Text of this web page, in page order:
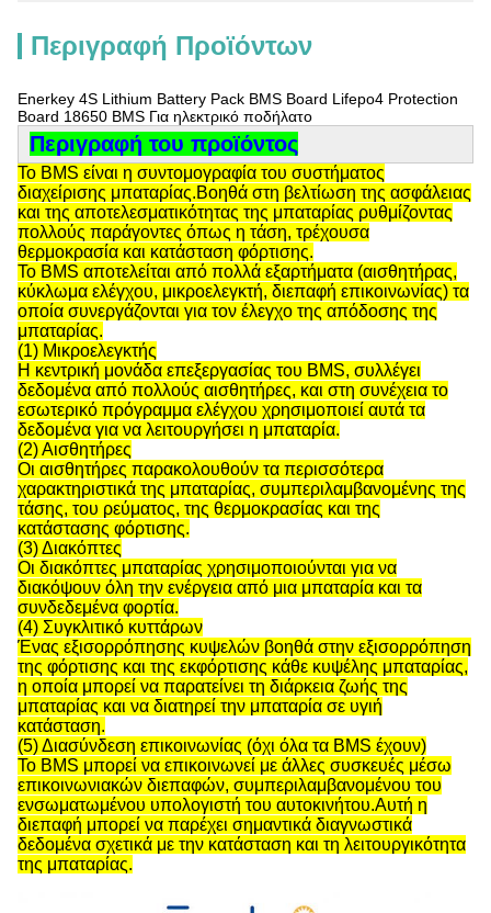
Περιγραφή Προϊόντων
Enerkey 4S Lithium Battery Pack BMS Board Lifepo4 Protection
Board 18650 BMS Για ηλεκτρικό ποδήλατο
Περιγραφή του προϊόντος
Το BMS είναι η συντομογραφία του συστήματος
διαχείρισης μπαταρίας.Βοηθά στη βελτίωση της ασφάλειας
και της αποτελεσματικότητας της μπαταρίας ρυθμίζοντας
πολλούς παράγοντες όπως η τάση, τρέχουσα
θερμοκρασία και κατάσταση φόρτισης.
Το BMS αποτελείται από πολλά εξαρτήματα (αισθητήρας,
κύκλωμα ελέγχου, μικροελεγκτή, διεπαφή επικοινωνίας) τα
οποία συνεργάζονται για τον έλεγχο της απόδοσης της
μπαταρίας.
(1) Μικροελεγκτής
Η κεντρική μονάδα επεξεργασίας του BMS, συλλέγει
δεδομένα από πολλούς αισθητήρες, και στη συνέχεια το
εσωτερικό πρόγραμμα ελέγχου χρησιμοποιεί αυτά τα
δεδομένα για να λειτουργήσει η μπαταρία.
(2) Αισθητήρες
Οι αισθητήρες παρακολουθούν τα περισσότερα
χαρακτηριστικά της μπαταρίας, συμπεριλαμβανομένης της
τάσης, του ρεύματος, της θερμοκρασίας και της
κατάστασης φόρτισης.
(3) Διακόπτες
Οι διακόπτες μπαταρίας χρησιμοποιούνται για να
διακόψουν όλη την ενέργεια από μια μπαταρία και τα
συνδεδεμένα φορτία.
(4) Συγκλιτικό κυττάρων
Ένας εξισορρόπησης κυψελών βοηθά στην εξισορρόπηση
της φόρτισης και της εκφόρτισης κάθε κυψέλης μπαταρίας,
η οποία μπορεί να παρατείνει τη διάρκεια ζωής της
μπαταρίας και να διατηρεί την μπαταρία σε υγιή
κατάσταση.
(5) Διασύνδεση επικοινωνίας (όχι όλα τα BMS έχουν)
Το BMS μπορεί να επικοινωνεί με άλλες συσκευές μέσω
επικοινωνιακών διεπαφών, συμπεριλαμβανομένου του
ενσωματωμένου υπολογιστή του αυτοκινήτου.Αυτή η
διεπαφή μπορεί να παρέχει σημαντικά διαγνωστικά
δεδομένα σχετικά με την κατάσταση και τη λειτουργικότητα
της μπαταρίας.